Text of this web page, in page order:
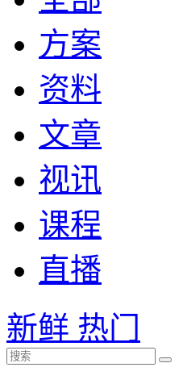
方案
资料
文章
视讯
课程
直播
新鲜 热门